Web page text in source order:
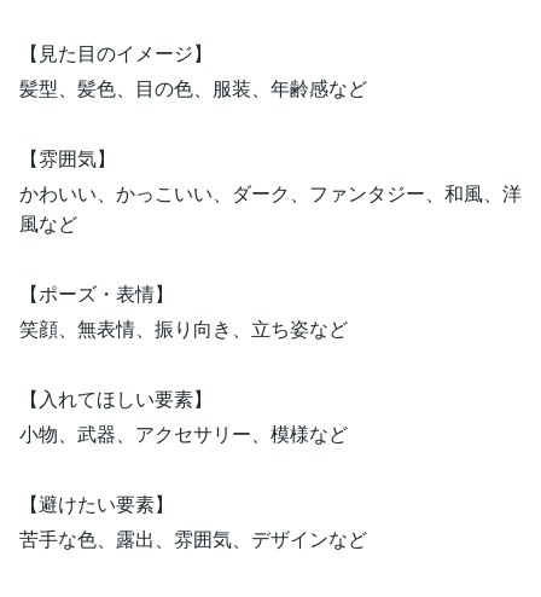
【見た目のイメージ】
髪型、髪色、目の色、服装、年齢感など
【雰囲気】
かわいい、かっこいい、ダーク、ファンタジー、和風、洋
風など
【ポーズ・表情】
笑顔、無表情、振り向き、立ち姿など
【入れてほしい要素】
小物、武器、アクセサリー、模様など
【避けたい要素】
苦手な色、露出、雰囲気、デザインなど